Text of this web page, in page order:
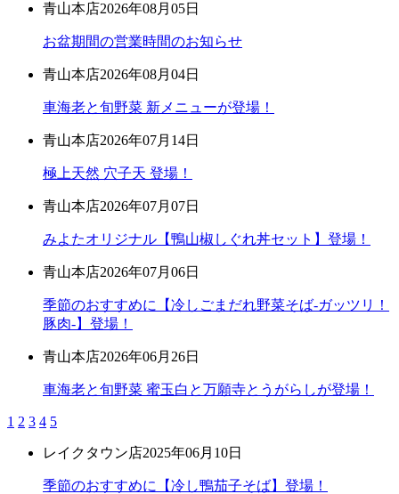
青山本店2026年08月05日
お盆期間の営業時間のお知らせ
青山本店2026年08月04日
車海老と旬野菜 新メニューが登場！
青山本店2026年07月14日
極上天然 穴子天 登場！
青山本店2026年07月07日
みよたオリジナル【鴨山椒しぐれ丼セット】登場！
青山本店2026年07月06日
季節のおすすめに【冷しごまだれ野菜そば-ガッツリ！
豚肉-】登場！
青山本店2026年06月26日
車海老と旬野菜 蜜玉白と万願寺とうがらしが登場！
1 2 3 4 5
レイクタウン店2025年06月10日
季節のおすすめに【冷し鴨茄子そば】登場！